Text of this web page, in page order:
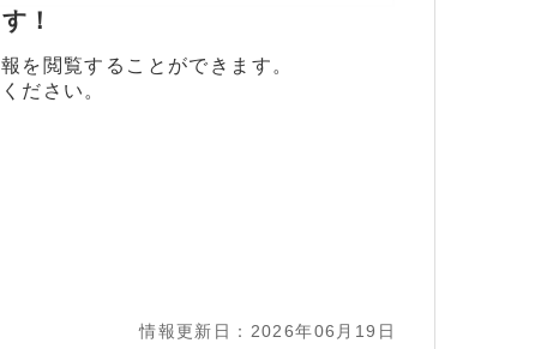
！
を閲覧することができます。
ださい。
情報更新日：2026年06月19日